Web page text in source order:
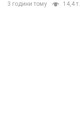
3 години тому 14,4 т.